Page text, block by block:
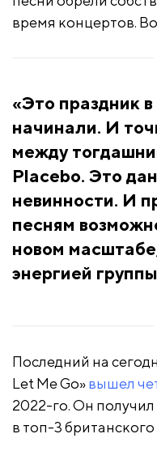
время концертов.
«Это праздник
начинали. И
между
Placebo. Это
невинности. И
песням
новом
энергией
Последний на
Let Me Go»вышел
2022-го. Он
в топ-3 британского